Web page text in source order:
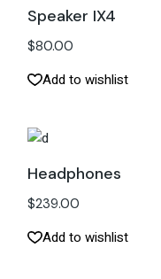
Speaker IX4
$80.00
Add to wishlist
Headphones
$239.00
Add to wishlist